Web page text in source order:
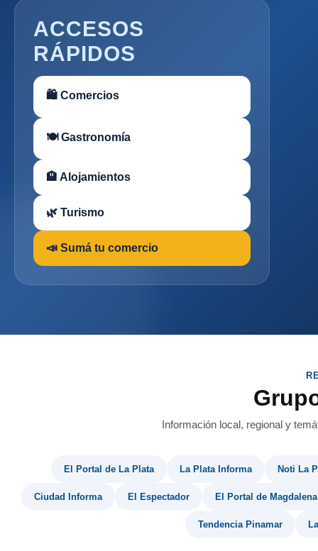
ACCESOS
RÁPIDOS
🛍 Comercios
🍽 Gastronomía
🏨 Alojamientos
🌿 Turismo
📣 Sumá tu comercio
Información local, regional y
El Portal de La Plata La Plata Informa Noti La
Ciudad Informa El Espectador El Portal de Magdalena
Tendencia Pinamar